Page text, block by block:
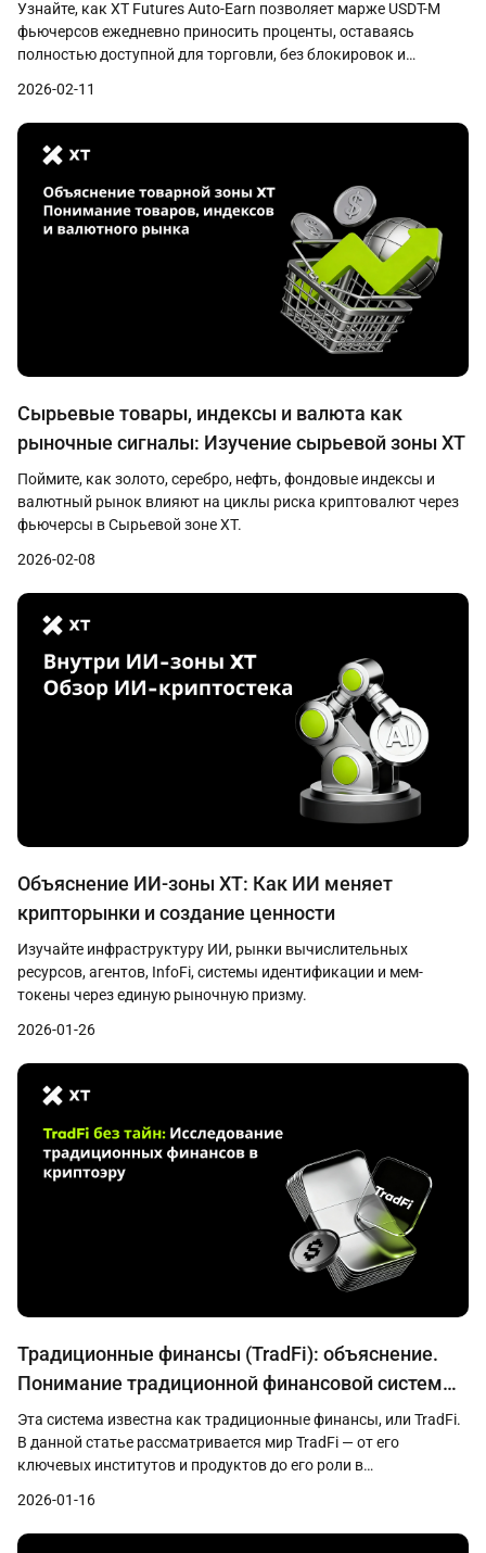
Узнайте, как XT Futures Auto-Earn позволяет марже USDT-M
фьючерсов ежедневно приносить проценты, оставаясь
полностью доступной для торговли, без блокировок и
2026-02-11
Сырьевые товары, индексы и валюта как
рыночные сигналы: Изучение сырьевой зоны XT
Поймите, как золото, серебро, нефть, фондовые индексы и
валютный рынок влияют на циклы риска криптовалют через
фьючерсы в Сырьевой зоне XT.
2026-02-08
Объяснение ИИ-зоны XT: Как ИИ меняет
крипторынки и создание ценности
Изучайте инфраструктуру ИИ, рынки вычислительных
ресурсов, агентов, InfoFi, системы идентификации и мем-
токены через единую рыночную призму.
2026-01-26
Традиционные финансы (TradFi): объяснение.
Понимание традиционной финансовой системы
в эпоху криптобирж
Эта система известна как традиционные финансы, или TradFi.
В данной статье рассматривается мир TradFi — от его
ключевых институтов и продуктов до его роли в
2026-01-16